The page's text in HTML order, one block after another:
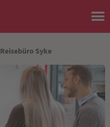
Syke